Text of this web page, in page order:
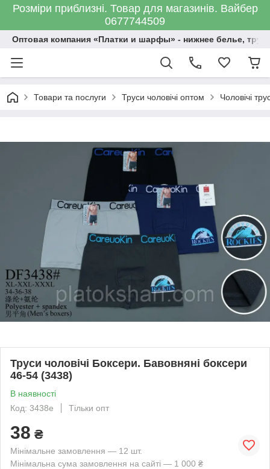
Розміри приблизні. Товар для магазинів. Вайбер
0677744509
Оптовая компания «Платки и шарфы» - нижнее белье,
Товари та послуги Труси чоловічі оптом Чоловічі
Труси чоловічі Боксери. Бавовняні боксери
46-54 (3438)
В наявності
Код: 3438е
Тільки опт
38 ₴
Мінімальне замовлення — 12 шт.
Мінімальна сума замовлення на сайті — 1 000 ₴